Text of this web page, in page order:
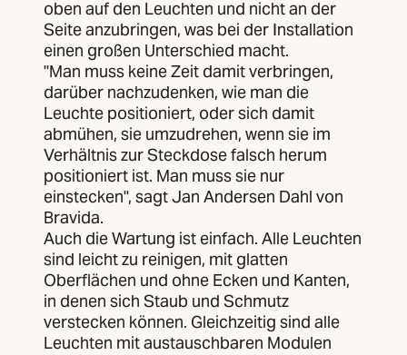
oben auf den Leuchten und nicht an der
Seite anzubringen, was bei der Installation
einen großen Unterschied macht.
"Man muss keine Zeit damit verbringen,
darüber nachzudenken, wie man die
Leuchte positioniert, oder sich damit
abmühen, sie umzudrehen, wenn sie im
Verhältnis zur Steckdose falsch herum
positioniert ist. Man muss sie nur
einstecken", sagt Jan Andersen Dahl von
Bravida.
Auch die Wartung ist einfach. Alle Leuchten
sind leicht zu reinigen, mit glatten
Oberflächen und ohne Ecken und Kanten,
in denen sich Staub und Schmutz
verstecken können. Gleichzeitig sind alle
Leuchten mit austauschbaren Modulen